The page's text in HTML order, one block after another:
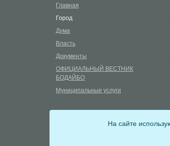
Главная
Город
Дума
Власть
Документы
ОФИЦИАЛЬНЫЙ ВЕСТНИК
БОДАЙБО
Муниципальные услуги
Зарегистрировано Федеральной
Учредитель: Администрация
На сайте